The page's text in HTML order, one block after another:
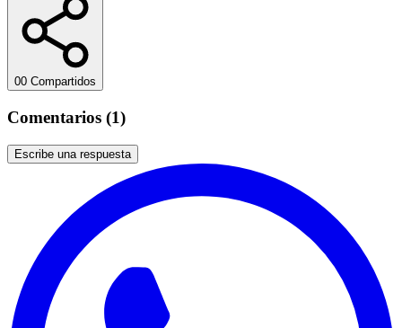
00 Compartidos
Comentarios (1)
Escribe una respuesta